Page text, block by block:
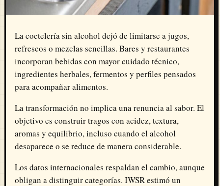
La coctelería sin alcohol dejó de limitarse a jugos,
refrescos o mezclas sencillas. Bares y restaurantes
incorporan bebidas con mayor cuidado técnico,
ingredientes herbales, fermentos y perfiles pensados
para acompañar alimentos.
La transformación no implica una renuncia al sabor. El
objetivo es construir tragos con acidez, textura,
aromas y equilibrio, incluso cuando el alcohol
desaparece o se reduce de manera considerable.
Los datos internacionales respaldan el cambio, aunque
obligan a distinguir categorías. IWSR estimó un